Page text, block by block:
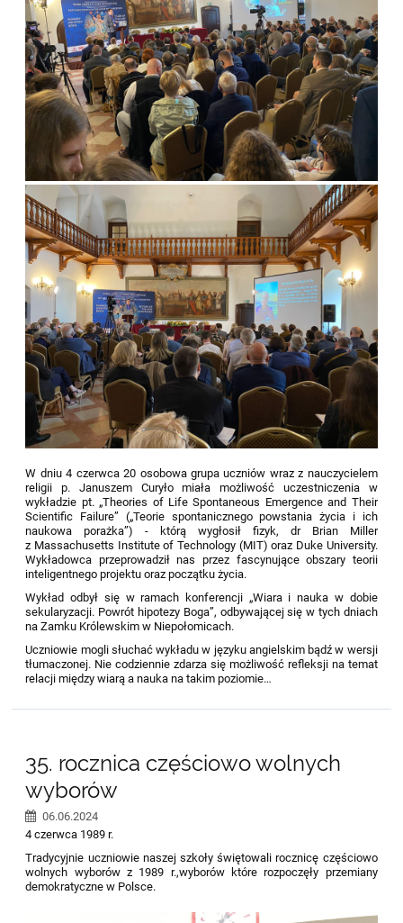
W dniu 4 czerwca 20 osobowa grupa uczniów wraz z nauczycielem
religii p. Januszem Curyło miała możliwość uczestniczenia w
wykładzie pt. „Theories of Life Spontaneous Emergence and Their
Scientific Failure” („Teorie spontanicznego powstania życia i ich
naukowa porażka”) - którą wygłosił fizyk, dr Brian Miller
z Massachusetts Institute of Technology (MIT) oraz Duke University.
Wykładowca przeprowadził nas przez fascynujące obszary teorii
inteligentnego projektu oraz początku życia.
Wykład odbył się w ramach konferencji „Wiara i nauka w dobie
sekularyzacji. Powrót hipotezy Boga”, odbywającej się w tych dniach
na Zamku Królewskim w Niepołomicach.
Uczniowie mogli słuchać wykładu w języku angielskim bądź w wersji
tłumaczonej. Nie codziennie zdarza się możliwość refleksji na temat
relacji między wiarą a nauka na takim poziomie…
35. rocznica częściowo wolnych
wyborów
06.06.2024
4 czerwca 1989 r.
Tradycyjnie uczniowie naszej szkoły świętowali rocznicę częściowo
wolnych wyborów z 1989 r.,wyborów które rozpoczęły przemiany
demokratyczne w Polsce.